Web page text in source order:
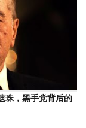
珠，黑手党背后的